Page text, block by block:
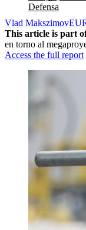
Defensa
Vlad Makszimov
This article is part
en torno al
Access the full report